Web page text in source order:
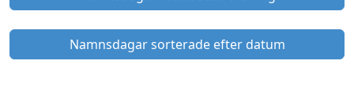
Namnsdagar sorterade efter datum